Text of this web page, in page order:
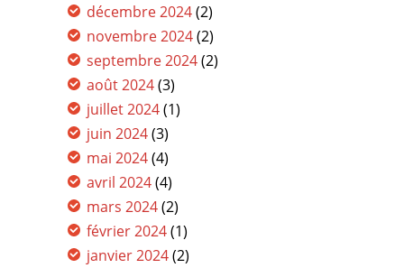
décembre 2024(2)
novembre 2024(2)
septembre 2024(2)
août 2024(3)
juillet 2024(1)
juin 2024(3)
mai 2024(4)
avril 2024(4)
mars 2024(2)
février 2024(1)
janvier 2024(2)